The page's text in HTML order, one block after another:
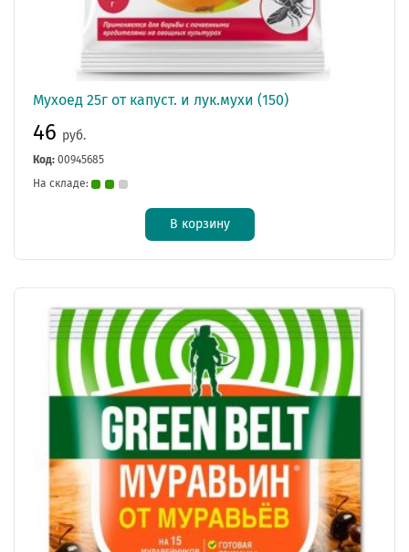
Мухоед 25г от капуст. и лук.мухи (150)
46 руб.
Код: 00945685
На складе:
В корзину